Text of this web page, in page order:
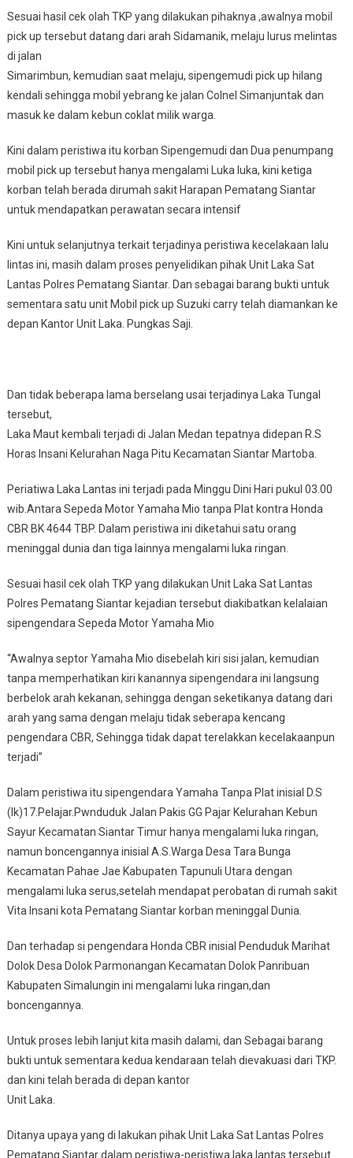
Sesuai hasil cek olah TKP yang dilakukan pihaknya ,awalnya mobil
pick up tersebut datang dari arah Sidamanik, melaju lurus melintas
di jalan
Simarimbun, kemudian saat melaju, sipengemudi pick up hilang
kendali sehingga mobil yebrang ke jalan Colnel Simanjuntak dan
masuk ke dalam kebun coklat milik warga.
Kini dalam peristiwa itu korban Sipengemudi dan Dua penumpang
mobil pick up tersebut hanya mengalami Luka luka, kini ketiga
korban telah berada dirumah sakit Harapan Pematang Siantar
untuk mendapatkan perawatan secara intensif
Kini untuk selanjutnya terkait terjadinya peristiwa kecelakaan lalu
lintas ini, masih dalam proses penyelidikan pihak Unit Laka Sat
Lantas Polres Pematang Siantar. Dan sebagai barang bukti untuk
sementara satu unit Mobil pick up Suzuki carry telah diamankan ke
depan Kantor Unit Laka. Pungkas Saji.
Dan tidak beberapa lama berselang usai terjadinya Laka Tungal
tersebut,
Laka Maut kembali terjadi di Jalan Medan tepatnya didepan R.S
Horas Insani Kelurahan Naga Pitu Kecamatan Siantar Martoba.
Periatiwa Laka Lantas ini terjadi pada Minggu Dini Hari pukul 03.00
wib.Antara Sepeda Motor Yamaha Mio tanpa Plat kontra Honda
CBR BK 4644 TBP. Dalam peristiwa ini diketahui satu orang
meninggal dunia dan tiga lainnya mengalami luka ringan.
Sesuai hasil cek olah TKP yang dilakukan Unit Laka Sat Lantas
Polres Pematang Siantar kejadian tersebut diakibatkan kelalaian
sipengendara Sepeda Motor Yamaha Mio
“Awalnya septor Yamaha Mio disebelah kiri sisi jalan, kemudian
tanpa memperhatikan kiri kanannya sipengendara ini langsung
berbelok arah kekanan, sehingga dengan seketikanya datang dari
arah yang sama dengan melaju tidak seberapa kencang
pengendara CBR, Sehingga tidak dapat terelakkan kecelakaanpun
terjadi”
Dalam peristiwa itu sipengendara Yamaha Tanpa Plat inisial D.S
(lk)17.Pelajar.Pwnduduk Jalan Pakis GG Pajar Kelurahan Kebun
Sayur Kecamatan Siantar Timur hanya mengalami luka ringan,
namun boncengannya inisial A.S.Warga Desa Tara Bunga
Kecamatan Pahae Jae Kabupaten Tapunuli Utara dengan
mengalami luka serus,setelah mendapat perobatan di rumah sakit
Vita Insani kota Pematang Siantar korban meninggal Dunia.
Dan terhadap si pengendara Honda CBR inisial Penduduk Marihat
Dolok Desa Dolok Parmonangan Kecamatan Dolok Panribuan
Kabupaten Simalungin ini mengalami luka ringan,dan
boncengannya.
Untuk proses lebih lanjut kita masih dalami, dan Sebagai barang
bukti untuk sementara kedua kendaraan telah dievakuasi dari TKP.
dan kini telah berada di depan kantor
Unit Laka.
Ditanya upaya yang di lakukan pihak Unit Laka Sat Lantas Polres
Pematang Siantar dalam peristiwa-peristiwa laka lantas tersebut.